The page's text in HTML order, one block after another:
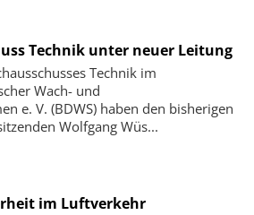
Technik unter neuer Leitung
Technik im
Wach- und
e. V. (BDWS) haben den bisherigen
Wolfgang Wüs...
im Luftverkehr